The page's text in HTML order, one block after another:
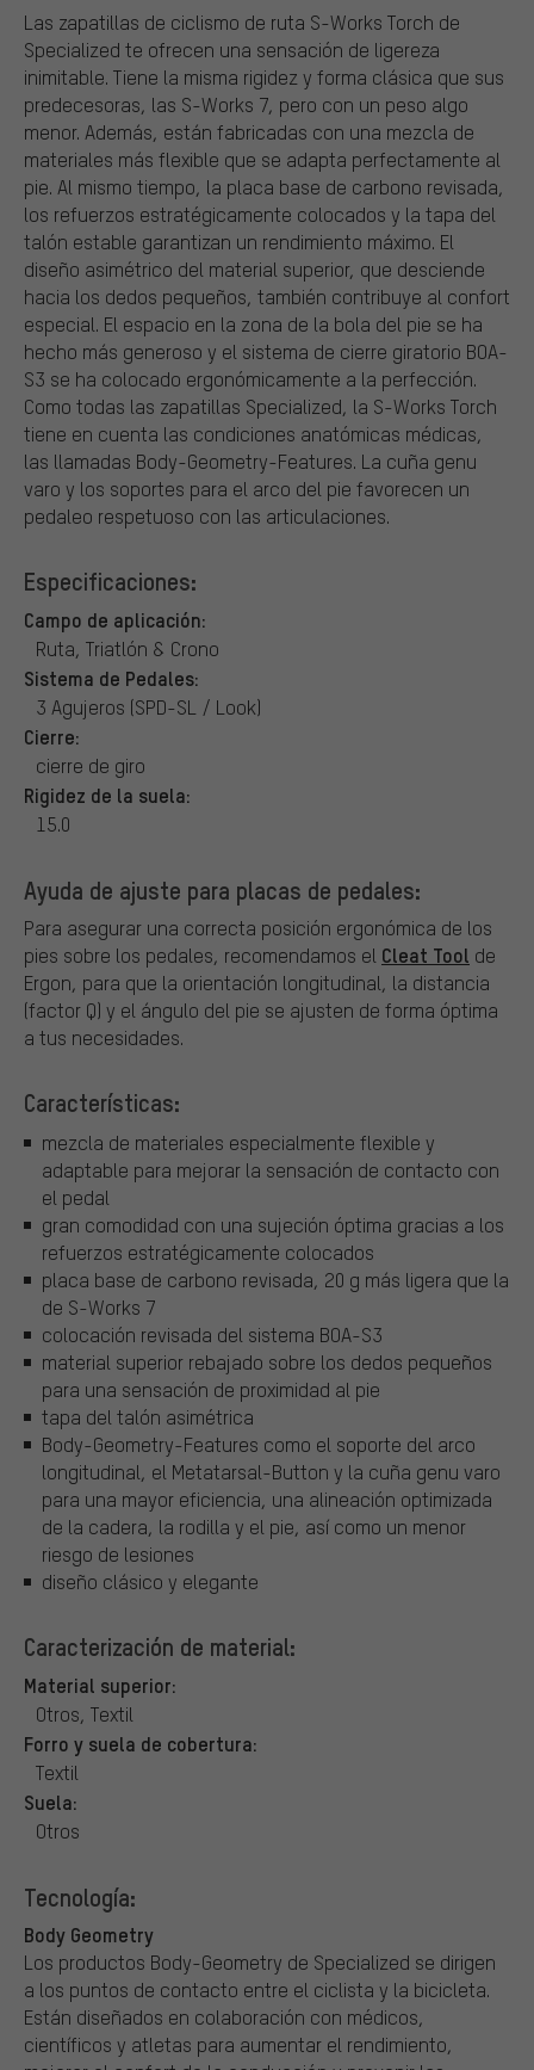
Las zapatillas de ciclismo de ruta S-Works Torch de
Specialized te ofrecen una sensación de ligereza
inimitable. Tiene la misma rigidez y forma clásica que sus
predecesoras, las S-Works 7, pero con un peso algo
menor. Además, están fabricadas con una mezcla de
materiales más flexible que se adapta perfectamente al
pie. Al mismo tiempo, la placa base de carbono revisada,
los refuerzos estratégicamente colocados y la tapa del
talón estable garantizan un rendimiento máximo. El
diseño asimétrico del material superior, que desciende
hacia los dedos pequeños, también contribuye al confort
especial. El espacio en la zona de la bola del pie se ha
hecho más generoso y el sistema de cierre giratorio BOA-
S3 se ha colocado ergonómicamente a la perfección.
Como todas las zapatillas Specialized, la S-Works Torch
tiene en cuenta las condiciones anatómicas médicas,
las llamadas Body-Geometry-Features. La cuña genu
varo y los soportes para el arco del pie favorecen un
pedaleo respetuoso con las articulaciones.
Especificaciones:
Campo de aplicación:
Ruta, Triatlón & Crono
Sistema de Pedales:
3 Agujeros (SPD-SL / Look)
Cierre:
cierre de giro
Rigidez de la suela:
15.0
Ayuda de ajuste para placas de pedales:
Para asegurar una correcta posición ergonómica de los
pies sobre los pedales, recomendamos el Cleat Tool de
Ergon, para que la orientación longitudinal, la distancia
(factor Q) y el ángulo del pie se ajusten de forma óptima
a tus necesidades.
Características:
mezcla de materiales especialmente flexible y
adaptable para mejorar la sensación de contacto con
el pedal
gran comodidad con una sujeción óptima gracias a los
refuerzos estratégicamente colocados
placa base de carbono revisada, 20 g más ligera que la
de S-Works 7
colocación revisada del sistema BOA-S3
material superior rebajado sobre los dedos pequeños
para una sensación de proximidad al pie
tapa del talón asimétrica
Body-Geometry-Features como el soporte del arco
longitudinal, el Metatarsal-Button y la cuña genu varo
para una mayor eficiencia, una alineación optimizada
de la cadera, la rodilla y el pie, así como un menor
riesgo de lesiones
diseño clásico y elegante
Caracterización de material:
Material superior:
Otros, Textil
Forro y suela de cobertura:
Textil
Suela:
Otros
Tecnología:
Body Geometry
Los productos Body-Geometry de Specialized se dirigen
a los puntos de contacto entre el ciclista y la bicicleta.
Están diseñados en colaboración con médicos,
científicos y atletas para aumentar el rendimiento,